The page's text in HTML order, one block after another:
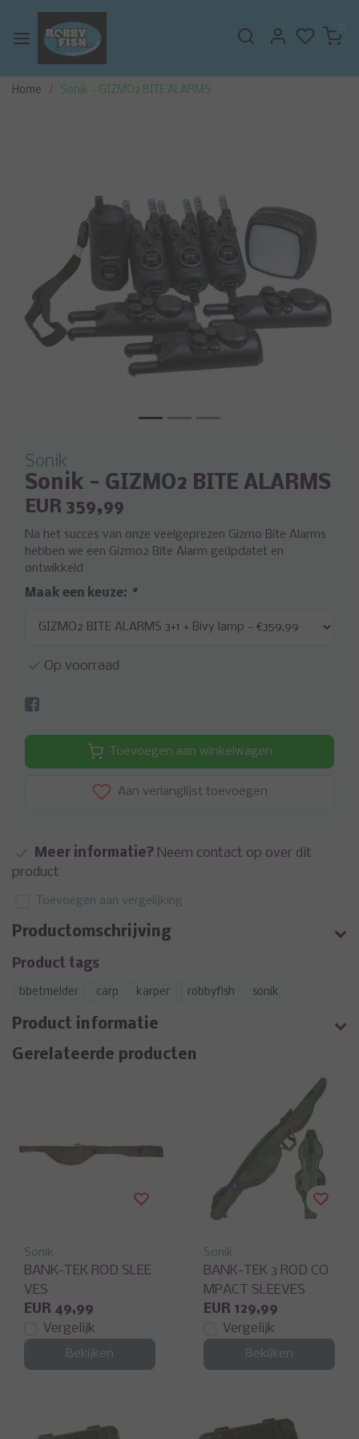
0
Home Sonik - GIZMO2 BITE ALARMS
Vorige
Sonik
Sonik - GIZMO2 BITE ALARMS
EUR 359,99
Na het succes van onze veelgeprezen Gizmo Bite Alarms
hebben we een Gizmo2 Bite Alarm geüpdatet en
ontwikkeld
Maak een keuze: *
Op voorraad
Toevoegen aan winkelwagen
Aan verlanglijst toevoegen
Meer informatie? Neem contact op over dit
product
Toevoegen aan vergelijking
Productomschrijving
Product tags
bbetmelder carp karper robbyfish sonik
Product informatie
Gerelateerde producten
Sonik
BANK-TEK ROD SLEE
VES
EUR 49,99
Vergelijk
Bekijken
Sonik
BANK-TEK 3 ROD CO
MPACT SLEEVES
EUR 129,99
Vergelijk
Bekijken